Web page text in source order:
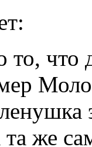
что
та же